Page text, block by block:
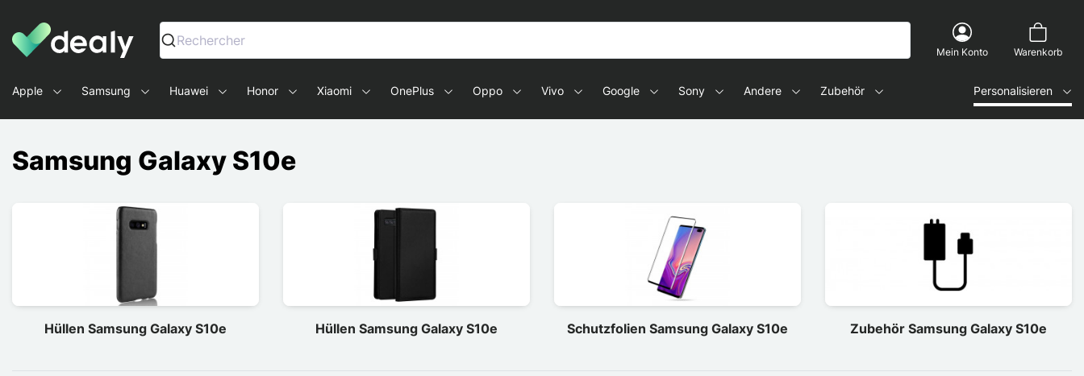
Dealy - Hüllen und Zubehör für Smartphones und Tablets
Rechercher
Mein Konto Warenkorb
Apple Samsung Huawei Honor Xiaomi OnePlus Oppo Vivo Google Sony Andere Zubehör Personalisieren
Samsung Galaxy S10e
Hüllen Samsung Galaxy S10e Hüllen Samsung Galaxy S10e Schutzfolien Samsung Galaxy S10e Zubehör Samsung Galaxy S10e